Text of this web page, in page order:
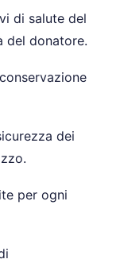
di salute del
del donatore.
dei
per ogni